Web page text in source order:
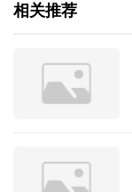
相关推荐